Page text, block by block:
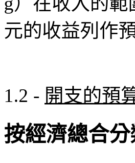
元的收益列作
1.2 - 開支的預
按經濟總合分